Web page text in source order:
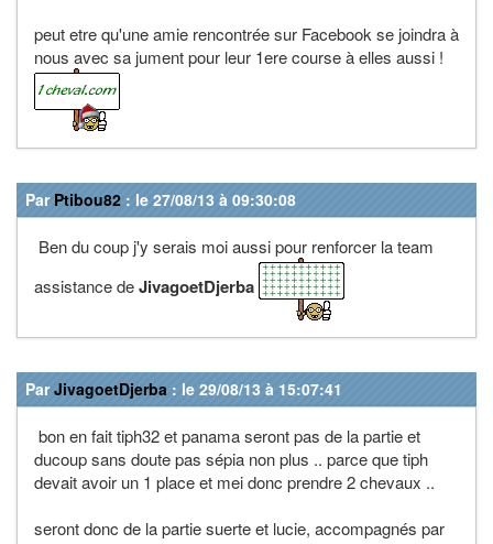
peut etre qu'une amie rencontrée sur Facebook se joindra à
nous avec sa jument pour leur 1ere course à elles aussi !
Par Ptibou82 : le 27/08/13 à 09:30:08
Ben du coup j'y serais moi aussi pour renforcer la team
assistance deJivagoetDjerba
ParJivagoetDjerba : le 29/08/13 à 15:07:41
bon en fait tiph32 et panama seront pas de la partie et
ducoup sans doute pas sépia non plus .. parce que tiph
devait avoir un 1 place et mei donc prendre 2 chevaux ..
seront donc de la partie suerte et lucie, accompagnés par